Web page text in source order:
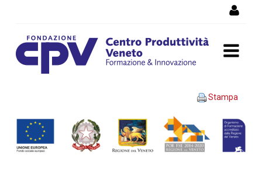
PREPARAZIONE PER IL
RIUTILIZZO: MODELLO
COOPERATIVA INSIEME -
Stampa